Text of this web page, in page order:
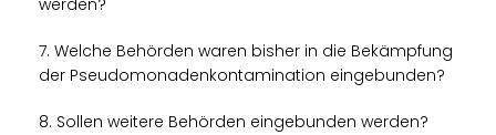
werden?
7. Welche Behörden waren bisher in die Bekämpfung
der Pseudomonadenkontamination eingebunden?
8. Sollen weitere Behörden eingebunden werden?